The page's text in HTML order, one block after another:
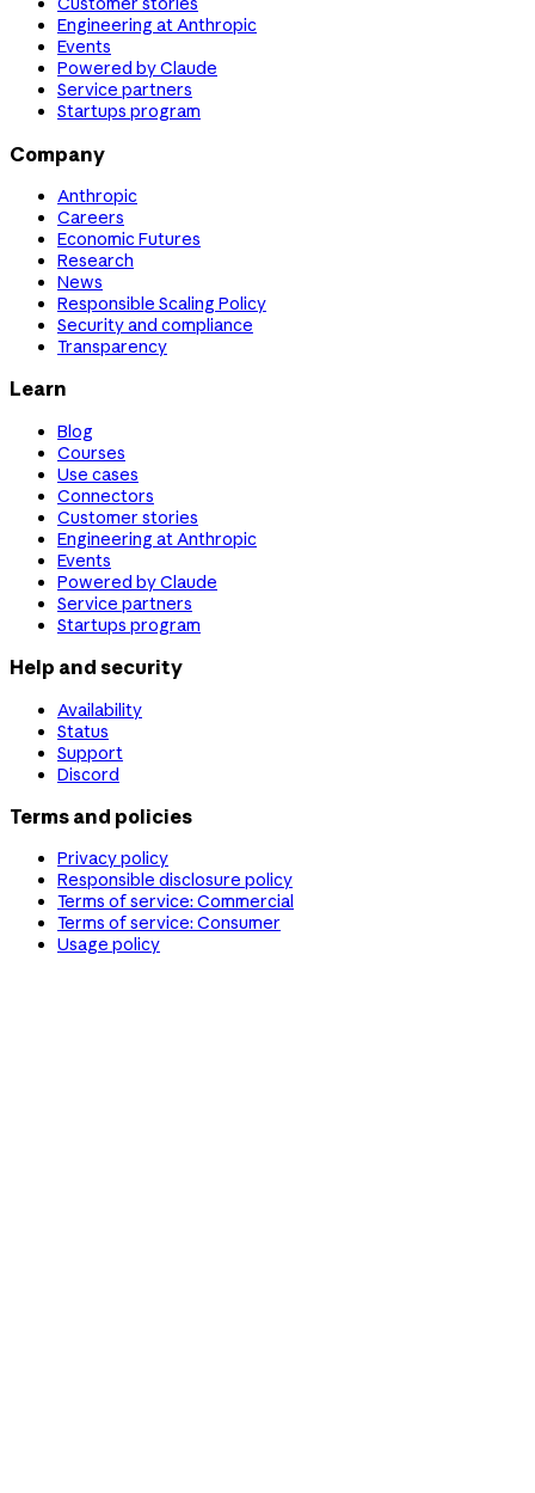
Engineering at Anthropic
Events
Powered by Claude
Service partners
Startups program
Company
Anthropic
Careers
Economic Futures
Research
News
Responsible Scaling Policy
Security and compliance
Transparency
Learn
Blog
Courses
Use cases
Connectors
Customer stories
Engineering at Anthropic
Events
Powered by Claude
Service partners
Startups program
Help and security
Availability
Status
Support
Discord
Terms and policies
Privacy policy
Responsible disclosure policy
Terms of service: Commercial
Terms of service: Consumer
Usage policy